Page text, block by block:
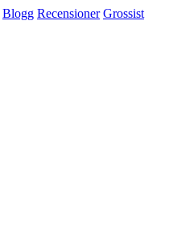
Blogg Recensioner Grossist